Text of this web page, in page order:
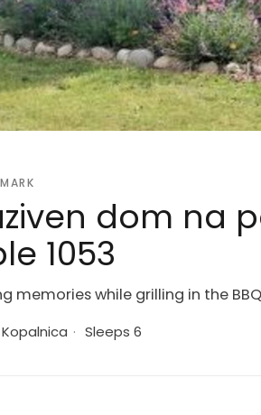
dom na
1053
memories while grilling in the
Kopalnica · Sleeps 6